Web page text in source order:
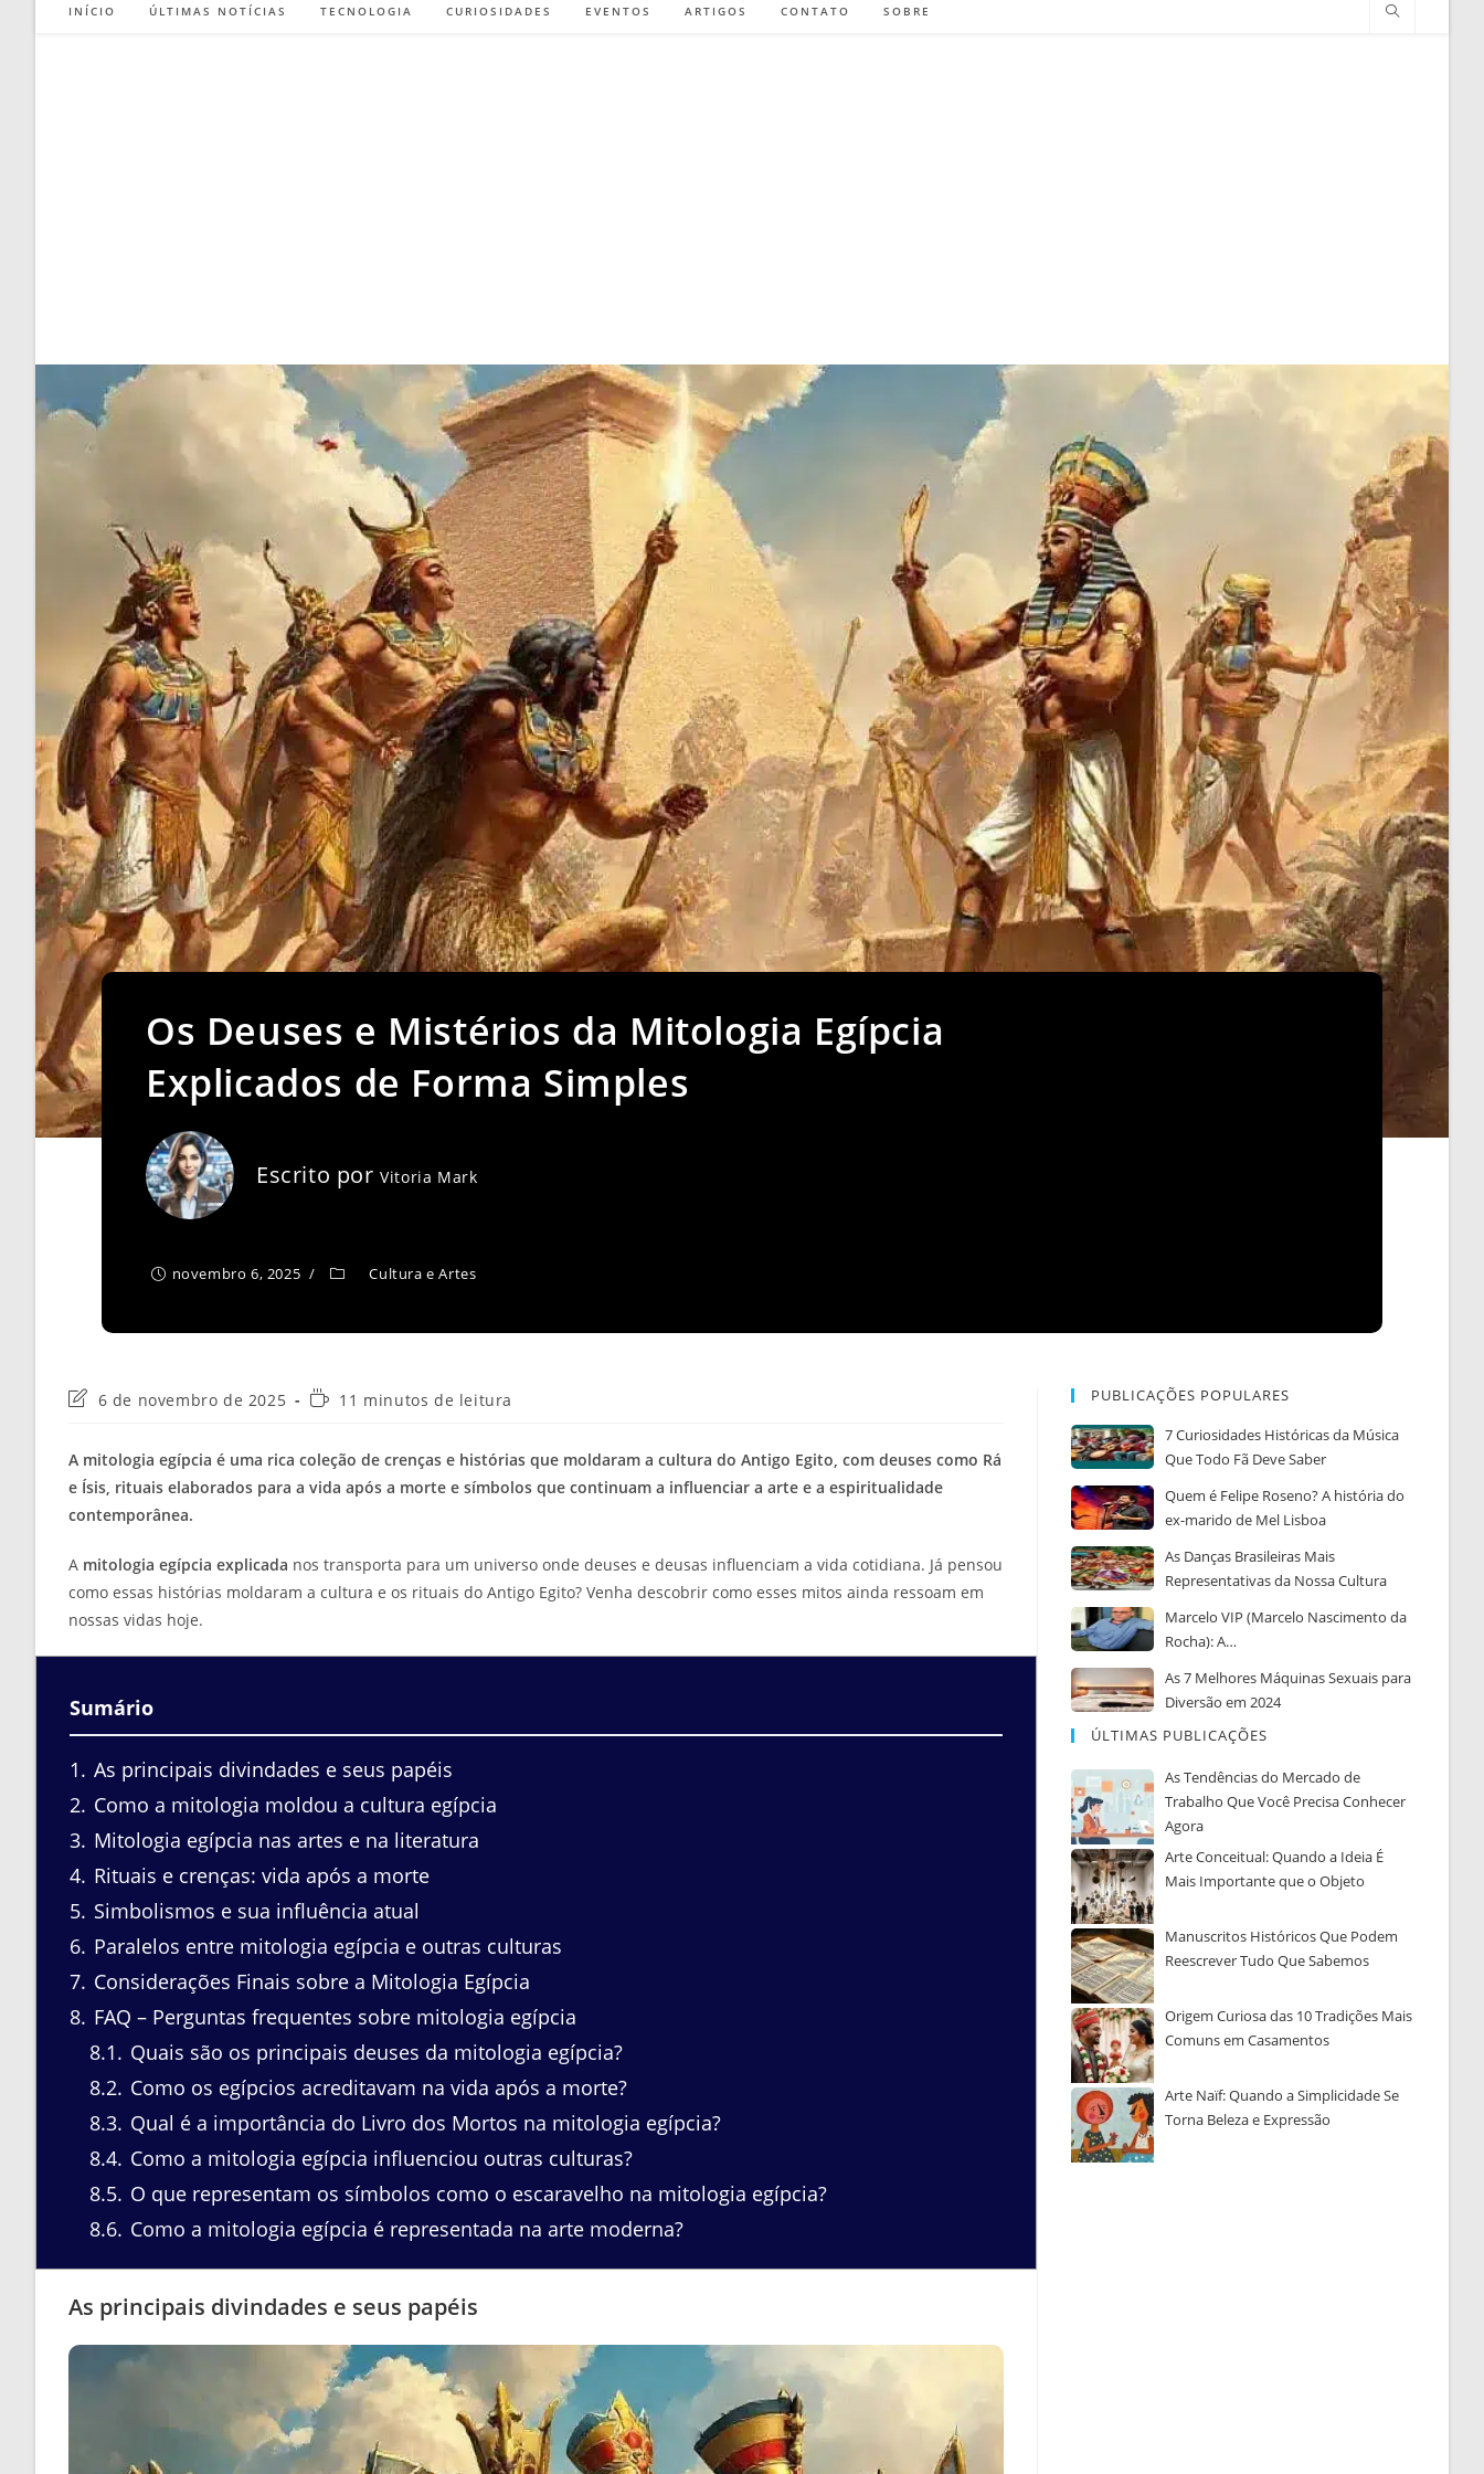
INÍCIO ÚLTIMAS NOTÍCIAS TECNOLOGIA CURIOSIDADES EVENTOS ARTIGOS CONTATO SOBRE
Os Deuses e Mistérios da Mitologia Egípcia
Explicados de Forma Simples
Escrito porVitoria Mark
novembro 6, 2025 Cultura e Artes
Última
post:
6 de novembro de 2025
Tempo11 minutos de leitura
A mitologia egípcia é uma rica coleção de crenças e histórias que moldaram a cultura do Antigo Egito, com deuses como Rá
e Ísis, rituais elaborados para a vida após a morte e símbolos que continuam a influenciar a arte e a espiritualidade
contemporânea.
A mitologia egípcia explicada nos transporta para um universo onde deuses e deusas influenciam a vida cotidiana. Já pensou
como essas histórias moldaram a cultura e os rituais do Antigo Egito? Venha descobrir como esses mitos ainda ressoam em
nossas vidas hoje.
Sumário
1
As principais divindades e seus papéis
2 Como a mitologia moldou a cultura egípcia
3 Mitologia egípcia nas artes e na literatura
4 Rituais e crenças: vida após a morte
5 Simbolismos e sua influência atual
6 Paralelos entre mitologia egípcia e outras culturas
7 Considerações Finais sobre a Mitologia Egípcia
8 FAQ – Perguntas frequentes sobre mitologia egípcia
8.1
Quais são os principais deuses da mitologia egípcia?
8.2 Como os egípcios acreditavam na vida após a morte?
8.3 Qual é a importância do Livro dos Mortos na mitologia egípcia?
8.4 Como a mitologia egípcia influenciou outras culturas?
8.5 O que representam os símbolos como o escaravelho na mitologia egípcia?
8.6 Como a mitologia egípcia é representada na arte moderna?
As principais divindades e seus papéis
PUBLICAÇÕES POPULARES
7 Curiosidades Históricas da Música
Que Todo Fã Deve Saber
Quem é Felipe Roseno? A história do
ex-marido de Mel Lisboa
As Danças Brasileiras Mais
Representativas da Nossa Cultura
Marcelo VIP (Marcelo Nascimento da
Rocha): A…
As 7 Melhores Máquinas Sexuais para
Diversão em 2024
ÚLTIMAS PUBLICAÇÕES
As Tendências do Mercado de
Trabalho Que Você Precisa Conhecer
Agora
Arte Conceitual: Quando a Ideia É
Mais Importante que o Objeto
Manuscritos Históricos Que Podem
Reescrever Tudo Que Sabemos
Origem Curiosa das 10 Tradições Mais
Comuns em Casamentos
Arte Naïf: Quando a Simplicidade Se
Torna Beleza e Expressão